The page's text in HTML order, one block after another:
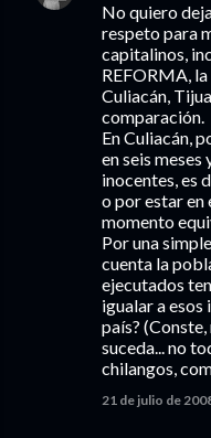
No quiero
respeto para
capitalinos,
REFORMA,
Culiacán,
comparación.
En Culiacán,
en seis meses
inocentes, es
o por estar en
momento
Por una
cuenta la
ejecutados
igualar a
país?
suceda... no
chilangos,
21 de julio de